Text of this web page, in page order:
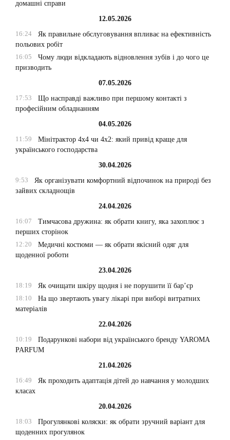
домашні справи
12.05.2026
16:24
Як правильне обслуговування впливає на ефективність
польових робіт
16:05
Чому люди відкладають відновлення зубів і до чого це
призводить
07.05.2026
17:53
Що насправді важливо при першому контакті з
професійним обладнанням
04.05.2026
11:59
Мінітрактор 4х4 чи 4х2: який привід краще для
українського господарства
30.04.2026
9:53
Як організувати комфортний відпочинок на природі без
зайвих складнощів
24.04.2026
16:07
Тимчасова дружина: як обрати книгу, яка захоплює з
перших сторінок
12:20
Медичні костюми — як обрати якісний одяг для
щоденної роботи
23.04.2026
18:19
Як очищати шкіру щодня і не порушити її бар’єр
18:10
На що звертають увагу лікарі при виборі витратних
матеріалів
22.04.2026
10:19
Подарункові набори від українського бренду YAROMA
PARFUM
21.04.2026
16:49
Як проходить адаптація дітей до навчання у молодших
класах
20.04.2026
18:03
Прогулянкові коляски: як обрати зручний варіант для
щоденних прогулянок